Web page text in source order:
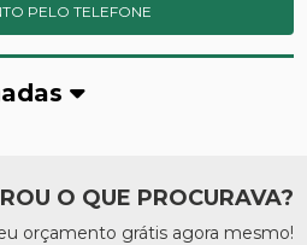
PELO TELEFONE
O QUE PROCURAVA?
orçamento grátis agora mesmo!